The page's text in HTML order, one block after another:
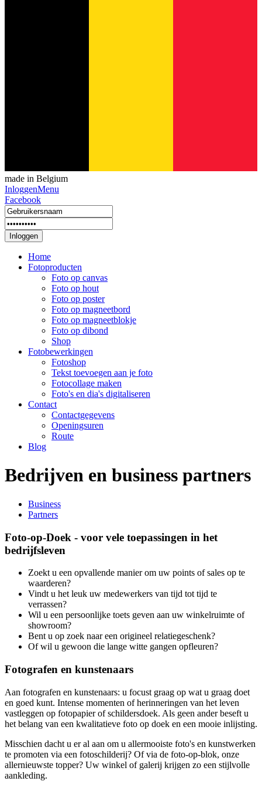
made in Belgium
InloggenMenu
Facebook
Inloggen
Home
Fotoproducten
Foto op canvas
Foto op hout
Foto op poster
Foto op magneetbord
Foto op magneetblokje
Foto op dibond
Shop
Fotobewerkingen
Fotoshop
Tekst toevoegen aan je foto
Fotocollage maken
Foto's en dia's digitaliseren
Contact
Contactgegevens
Openingsuren
Route
Blog
Bedrijven en business partners
Business
Partners
Foto-op-Doek - voor vele toepassingen in het
bedrijfsleven
Zoekt u een opvallende manier om uw points of sales op te
waarderen?
Vindt u het leuk uw medewerkers van tijd tot tijd te
verrassen?
Wil u een persoonlijke toets geven aan uw winkelruimte of
showroom?
Bent u op zoek naar een origineel relatiegeschenk?
Of wil u gewoon die lange witte gangen opfleuren?
Fotografen en kunstenaars
Aan fotografen en kunstenaars: u focust graag op wat u graag doet
en goed kunt. Intense momenten of herinneringen van het leven
vastleggen op fotopapier of schildersdoek. Als geen ander beseft u
het belang van een kwalitatieve foto op doek en een mooie inlijsting.
Misschien dacht u er al aan om u allermooiste foto's en kunstwerken
te promoten via een fotoschilderij? Of via de foto-op-blok, onze
allernieuwste topper? Uw winkel of galerij krijgen zo een stijlvolle
aankleding.